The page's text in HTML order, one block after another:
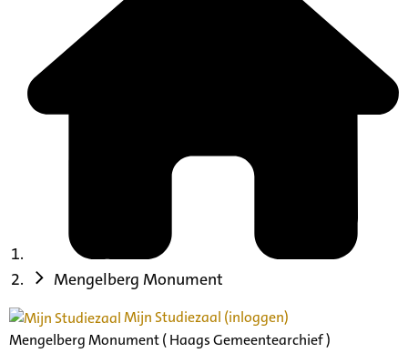
Mengelberg Monument
Mijn Studiezaal (inloggen)
Mengelberg Monument ( Haags Gemeentearchief )